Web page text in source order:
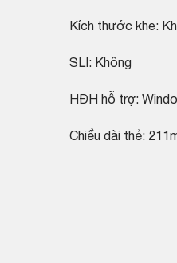
Kích thước khe:
SLI: Không
HĐH hỗ trợ:
Chiều dài thẻ: